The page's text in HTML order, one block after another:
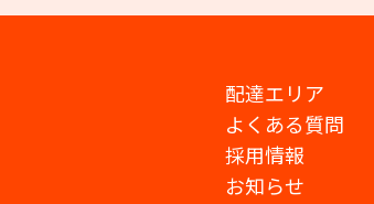
配達エリア
よくある質問
採用情報
お知らせ